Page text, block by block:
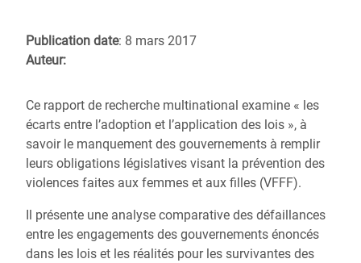
Publication date: 8 mars 2017
Auteur:
Ce rapport de recherche multinational examine « les
écarts entre l’adoption et l’application des lois », à
savoir le manquement des gouvernements à remplir
leurs obligations législatives visant la prévention des
violences faites aux femmes et aux filles (VFFF).
Il présente une analyse comparative des défaillances
entre les engagements des gouvernements énoncés
dans les lois et les réalités pour les survivantes des